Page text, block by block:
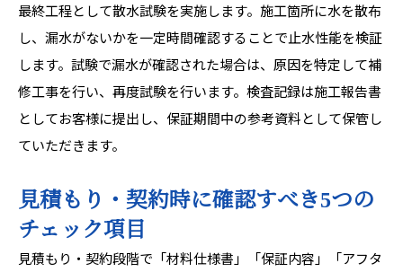
最終工程として散水試験を実施します。施工箇所に水を散布
し、漏水がないかを一定時間確認することで止水性能を検証
します。試験で漏水が確認された場合は、原因を特定して補
修工事を行い、再度試験を行います。検査記録は施工報告書
としてお客様に提出し、保証期間中の参考資料として保管し
ていただきます。
見積もり・契約時に確認すべき5つの
チェック項目
見積もり・契約段階で「材料仕様書」「保証内容」「アフタ